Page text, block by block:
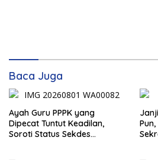
Baca Juga
Ayah Guru PPPK yang
Dipecat Tuntut Keadilan,
Soroti Status Sekdes